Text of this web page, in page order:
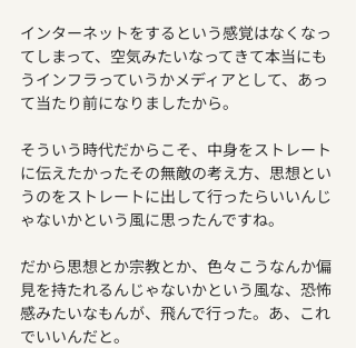
インターネットをするという感覚はなくなっ
てしまって、空気みたいなってきて本当にも
うインフラっていうかメディアとして、あっ
て当たり前になりましたから。
そういう時代だからこそ、中身をストレート
に伝えたかったその無敵の考え方、思想とい
うのをストレートに出して行ったらいいんじ
ゃないかという風に思ったんですね。
だから思想とか宗教とか、色々こうなんか偏
見を持たれるんじゃないかという風な、恐怖
感みたいなもんが、飛んで行った。あ、これ
でいいんだと。